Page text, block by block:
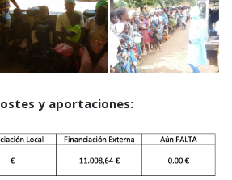
y aportaciones: